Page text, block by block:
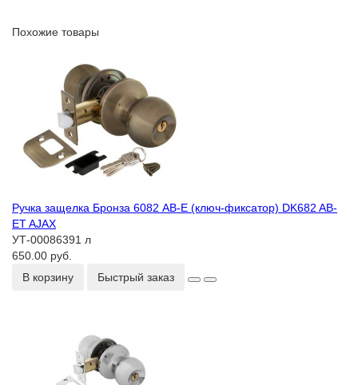
Похожие товары
Ручка защелка Бронза 6082 AB-E (ключ-фиксатор) DK682 AB-
ET AJAX
УТ-00086391 л
650.00 руб.
В корзину
Быстрый заказ